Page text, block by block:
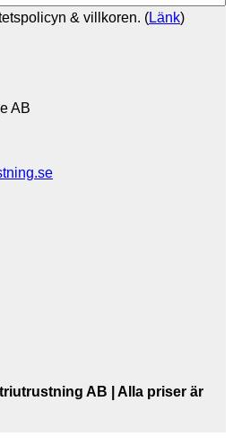
& villkoren. (Länk)
AB
AB | Alla priser är